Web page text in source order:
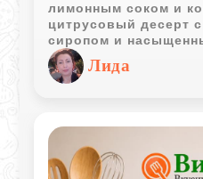
лимонным соком и
цитрусовый десерт
сиропом и
Лида